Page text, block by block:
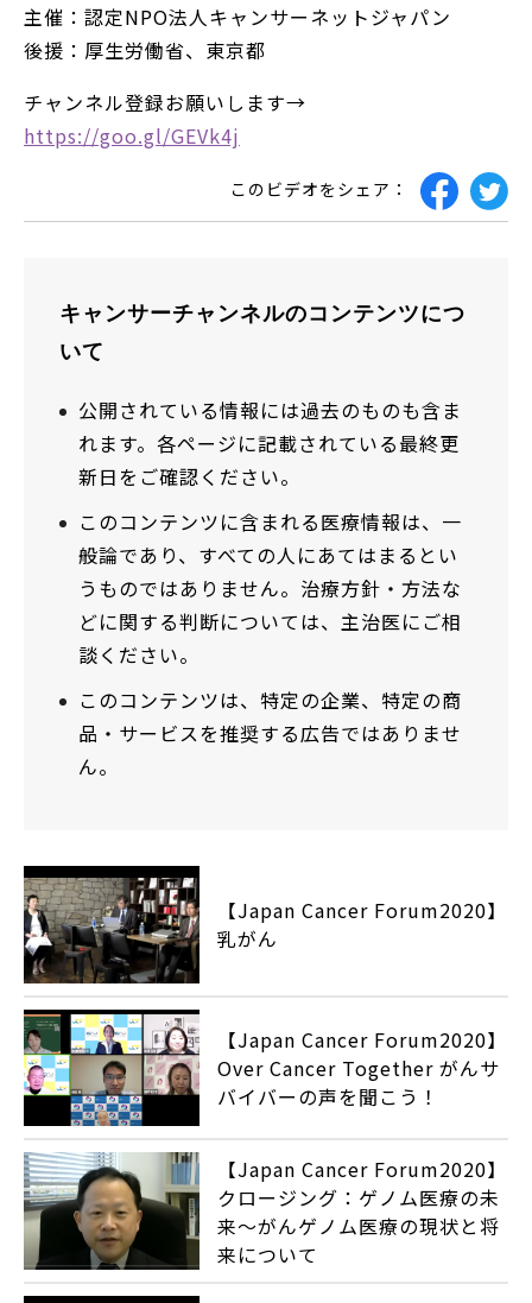
主催：認定NPO法人キャンサーネットジャパン
後援：厚生労働省、東京都
チャンネル登録お願いします→
https://goo.gl/GEVk4j
このビデオをシェア：
キャンサーチャンネルのコンテンツにつ
いて
公開されている情報には過去のものも含ま
れます。各ページに記載されている最終更
新日をご確認ください。
このコンテンツに含まれる医療情報は、一
般論であり、すべての人にあてはまるとい
うものではありません。治療方針・方法な
どに関する判断については、主治医にご相
談ください。
このコンテンツは、特定の企業、特定の商
品・サービスを推奨する広告ではありませ
ん。
【Japan Cancer Forum2020】
乳がん
【Japan Cancer Forum2020】
Over Cancer Together がんサ
バイバーの声を聞こう！
【Japan Cancer Forum2020】
クロージング：ゲノム医療の未
来～がんゲノム医療の現状と将
来について